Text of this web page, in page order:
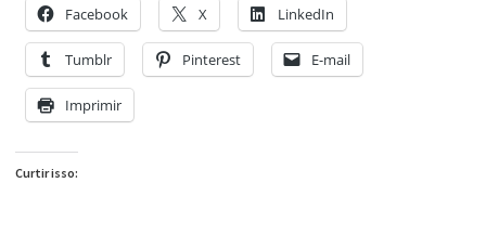
Facebook X LinkedIn
Tumblr Pinterest E-mail
Imprimir
Curtir isso: